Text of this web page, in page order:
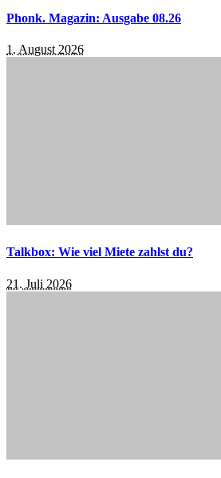
Phonk. Magazin: Ausgabe 08.26
1. August 2026
Talkbox: Wie viel Miete zahlst du?
21. Juli 2026